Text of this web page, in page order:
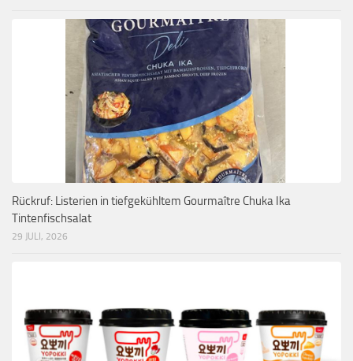
Rückruf: Listerien in tiefgekühltem Gourmaître Chuka Ika
Tintenfischsalat
29 JULI, 2026